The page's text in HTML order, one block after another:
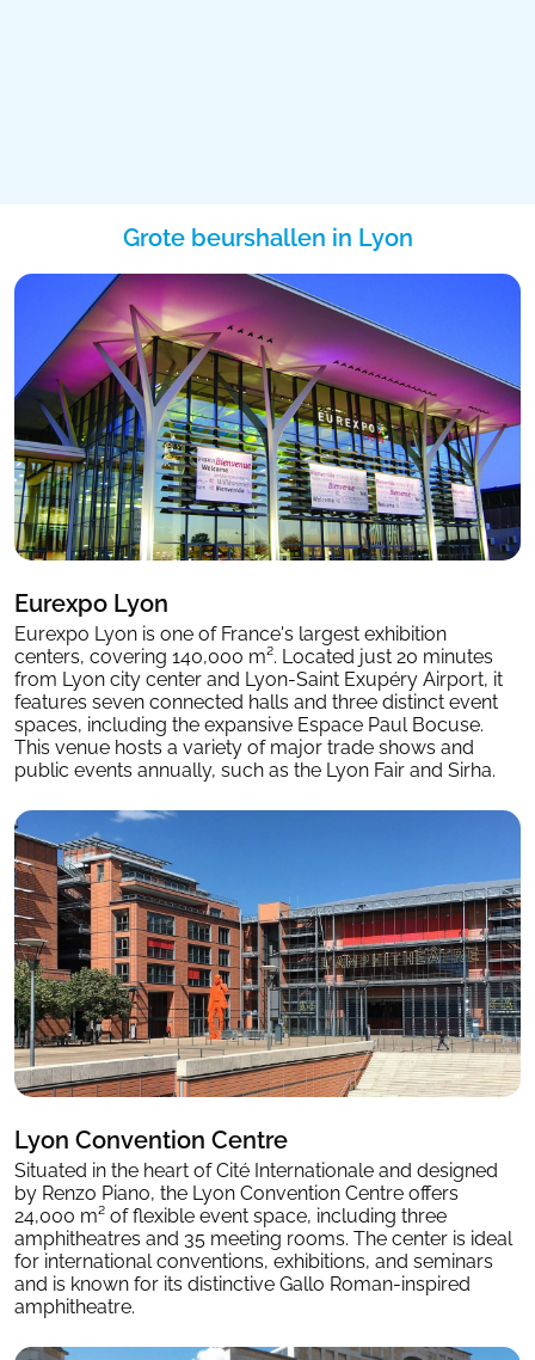
Grote beurshallen in Lyon
Eurexpo Lyon
Eurexpo Lyon is one of France's largest exhibition
centers, covering 140,000 m². Located just 20 minutes
from Lyon city center and Lyon-Saint Exupéry Airport, it
features seven connected halls and three distinct event
spaces, including the expansive Espace Paul Bocuse.
This venue hosts a variety of major trade shows and
public events annually, such as the Lyon Fair and Sirha.
Lyon Convention Centre
Situated in the heart of Cité Internationale and designed
by Renzo Piano, the Lyon Convention Centre offers
24,000 m² of flexible event space, including three
amphitheatres and 35 meeting rooms. The center is ideal
for international conventions, exhibitions, and seminars
and is known for its distinctive Gallo Roman-inspired
amphitheatre.